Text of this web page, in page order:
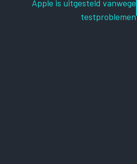
Apple is uitgesteld vanwege
testproblemen